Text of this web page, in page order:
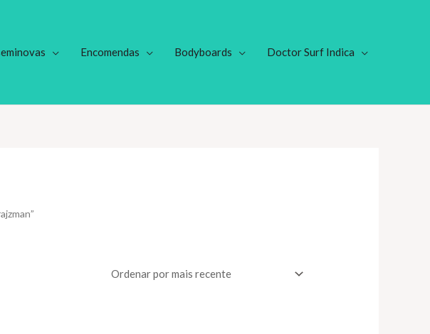
Encomendas Bodyboards Doctor Surf Indica